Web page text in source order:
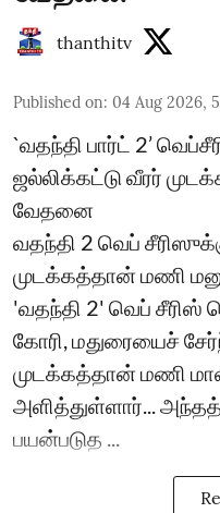
thanthitv
Published on: 04 Aug 2026,
`வதந்தி பார்ட் 2’
ஜல்லிக்கட்டு வீரர்
வேதனை
வதந்தி 2 வெப்
முடக்கத்தான் மணி மனு
'வதந்தி 2' வெப் சீரிஸ்
கோரி, மதுரையைச்
முடக்கத்தான் மணி
அளித்துள்ளார்...
பயன்படுத ...